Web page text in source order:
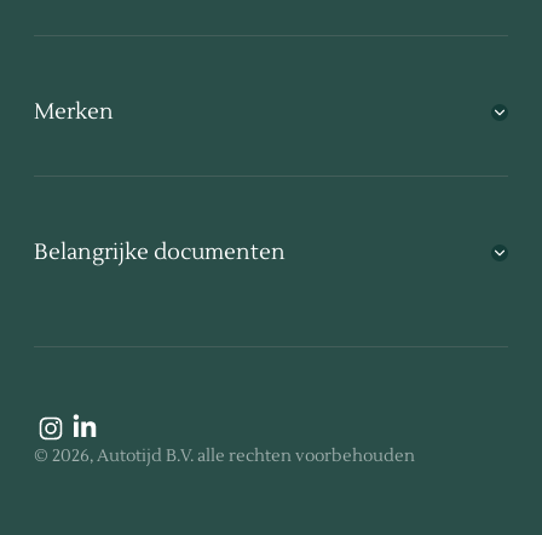
Merken
Belangrijke documenten
© 2026, Autotijd B.V.alle rechten voorbehouden